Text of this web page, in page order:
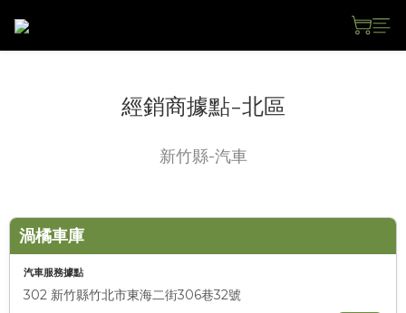
經銷商據點-北區
新竹縣-汽車
渦橘車庫
汽車服務據點
302 新竹縣竹北市東海二街306巷32號